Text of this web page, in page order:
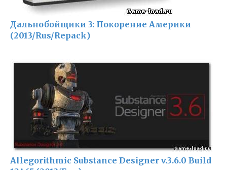
Дальнобойщики 3: Покорение Америки
(2013/Rus/Repack)
Allegorithmic Substance Designer v.3.6.0 Build